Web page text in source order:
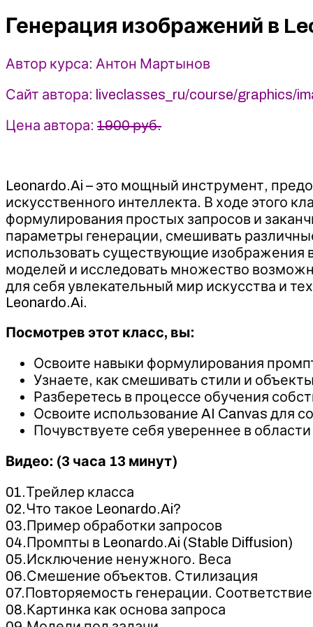
-
Антон
Мартынов
(2023)
liveclasses
Генерация изображений в
Автор курса: Антон Мартынов
Сайт автора: liveclasses_ru/course/graphics/
Цена автора: 1900 руб.
Leonardo.Ai – это мощный инструмент,
искусственного интеллекта. В ходе этого
формулирования простых запросов и
параметры генерации, смешивать
использовать существующие изображения
моделей и исследовать множество
для себя увлекательный мир искусства и
Leonardo.Ai.
Посмотрев этот класс, вы:
Освоите навыки формулирования
Узнаете, как смешивать стили и
Разберетесь в процессе обучения
Освоите использование AI Canvas для
Почувствуете себя увереннее в
Видео: (3 часа 13 минут)
01.Трейлер класса
02.Что такое Leonardo.Ai?
03.Пример обработки запросов
04.Промпты в Leonardo.Ai (Stable Diffusion)
05.Исключение ненужного. Веса
06.Смешение объектов. Стилизация
07.Повторяемость генерации.
08.Картинка как основа запроса